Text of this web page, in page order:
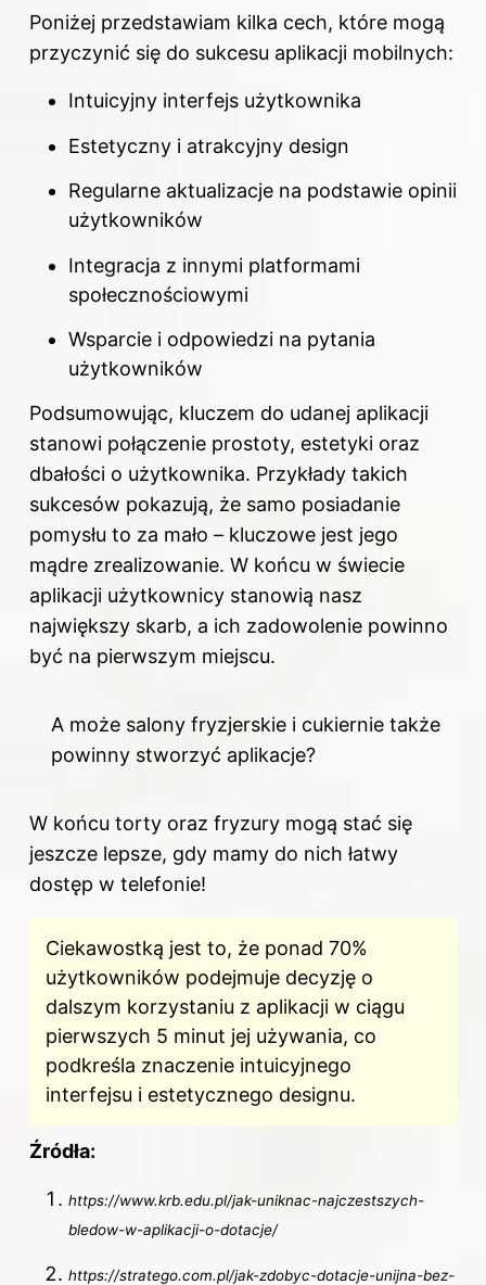
Poniżej przedstawiam kilka cech, które mogą
przyczynić się do sukcesu aplikacji mobilnych:
Intuicyjny interfejs użytkownika
Estetyczny i atrakcyjny design
Regularne aktualizacje na podstawie opinii
użytkowników
Integracja z innymi platformami
społecznościowymi
Wsparcie i odpowiedzi na pytania
użytkowników
Podsumowując, kluczem do udanej aplikacji
stanowi połączenie prostoty, estetyki oraz
dbałości o użytkownika. Przykłady takich
sukcesów pokazują, że samo posiadanie
pomysłu to za mało – kluczowe jest jego
mądre zrealizowanie. W końcu w świecie
aplikacji użytkownicy stanowią nasz
największy skarb, a ich zadowolenie powinno
być na pierwszym miejscu.
A może salony fryzjerskie i cukiernie także
powinny stworzyć aplikacje?
W końcu torty oraz fryzury mogą stać się
jeszcze lepsze, gdy mamy do nich łatwy
dostęp w telefonie!
Ciekawostką jest to, że ponad 70%
użytkowników podejmuje decyzję o
dalszym korzystaniu z aplikacji w ciągu
pierwszych 5 minut jej używania, co
podkreśla znaczenie intuicyjnego
interfejsu i estetycznego designu.
Źródła:
https://www.krb.edu.pl/jak-uniknac-najczestszych-
bledow-w-aplikacji-o-dotacje/
https://stratego.com.pl/jak-zdobyc-dotacje-unijna-bez-